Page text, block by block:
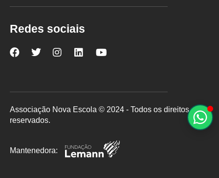
Redes sociais
Nova
Facebook
Nova
Twitter
Nova
Instagram
Nova
LinkedInYouTube
Associação Nova Escola © 2024 - Todos os direitos
reservados.
Mantenedora: